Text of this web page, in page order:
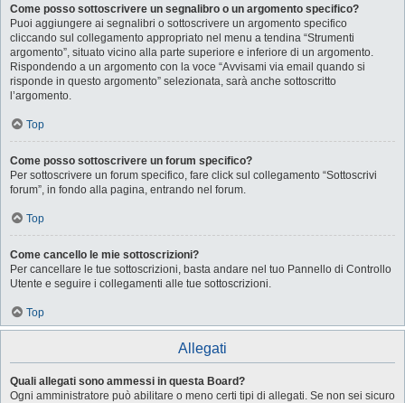
Come posso sottoscrivere un segnalibro o un argomento specifico?
Puoi aggiungere ai segnalibri o sottoscrivere un argomento specifico
cliccando sul collegamento appropriato nel menu a tendina “Strumenti
argomento”, situato vicino alla parte superiore e inferiore di un argomento.
Rispondendo a un argomento con la voce “Avvisami via email quando si
risponde in questo argomento” selezionata, sarà anche sottoscritto
l’argomento.
Top
Come posso sottoscrivere un forum specifico?
Per sottoscrivere un forum specifico, fare click sul collegamento “Sottoscrivi
forum”, in fondo alla pagina, entrando nel forum.
Top
Come cancello le mie sottoscrizioni?
Per cancellare le tue sottoscrizioni, basta andare nel tuo Pannello di Controllo
Utente e seguire i collegamenti alle tue sottoscrizioni.
Top
Allegati
Quali allegati sono ammessi in questa Board?
Ogni amministratore può abilitare o meno certi tipi di allegati. Se non sei sicuro